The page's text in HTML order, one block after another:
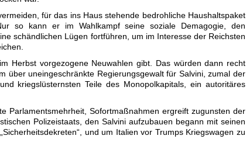
für das ins Haus stehende bedrohliche Haushaltspaket
so kann er im Wahlkampf seine soziale Demagogie, den
schändlichen Lügen fortführen, um im Interesse der Reichsten
Herbst vorgezogene Neuwahlen gibt. Das würden dann recht
über uneingeschränkte Regierungsgewalt für Salvini, zumal der
kriegslüsternsten Teile des Monopolkapitals, ein autoritäres
Parlamentsmehrheit, Sofortmaßnahmen ergreift zugunsten der
Polizeistaats, den Salvini aufzubauen begann mit seinen
und um Italien vor Trumps Kriegswagen zu